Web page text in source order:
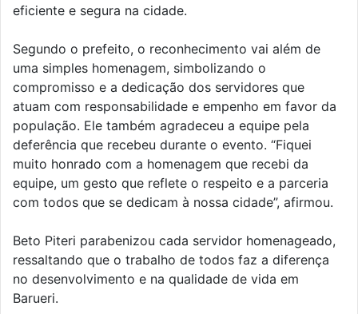
eficiente e segura na cidade.
Segundo o prefeito, o reconhecimento vai além de
uma simples homenagem, simbolizando o
compromisso e a dedicação dos servidores que
atuam com responsabilidade e empenho em favor da
população. Ele também agradeceu a equipe pela
deferência que recebeu durante o evento. “Fiquei
muito honrado com a homenagem que recebi da
equipe, um gesto que reflete o respeito e a parceria
com todos que se dedicam à nossa cidade”, afirmou.
Beto Piteri parabenizou cada servidor homenageado,
ressaltando que o trabalho de todos faz a diferença
no desenvolvimento e na qualidade de vida em
Barueri.